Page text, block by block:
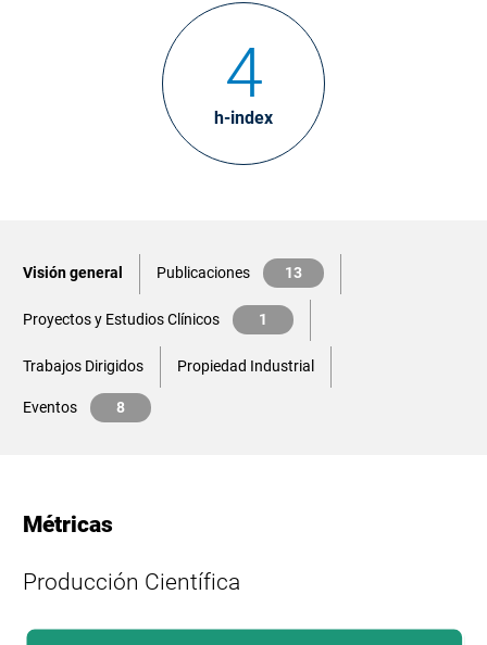
h-index
4
Visión general Publicaciones 13
Proyectos y Estudios Clínicos 1
Trabajos Dirigidos Propiedad Industrial
Eventos 8
Métricas
Producción Científica
L